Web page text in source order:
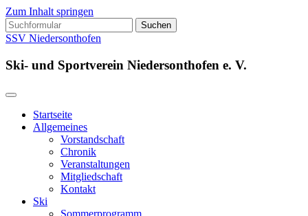
Zum Inhalt springen
Suchen
nach:
SSV Niedersonthofen
Ski- und Sportverein Niedersonthofen e. V.
Startseite
Allgemeines
Vorstandschaft
Chronik
Veranstaltungen
Mitgliedschaft
Kontakt
Ski